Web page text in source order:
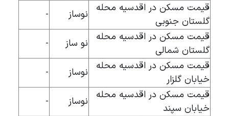
قیمت مسکن در اقدسیه محله
گلستان جنوبی
نوساز
-
قیمت مسکن در اقدسیه محله
گلستان شمالی
نو ساز
-
قیمت مسکن در اقدسیه محله
خیابان گلزار
نوساز
-
قیمت مسکن در اقدسیه محله
خیابان سپند
نوساز
-